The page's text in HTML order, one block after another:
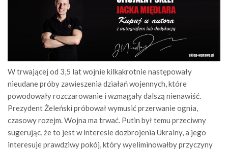
W trwającej od 3,5 lat wojnie kilkakrotnie następowały
nieudane próby zawieszenia działań wojennych, które
powodowały rozczarowanie i wzmagały dalszą nienawiść.
Prezydent Żeleński próbował wymusić przerwanie ognia,
czasowy rozejm. Wojna ma trwać. Putin był temu przeciwny
sugerując, że to jest w interesie dozbrojenia Ukrainy, a jego
interesuje prawdziwy pokój, który wyeliminowałby przyczyny